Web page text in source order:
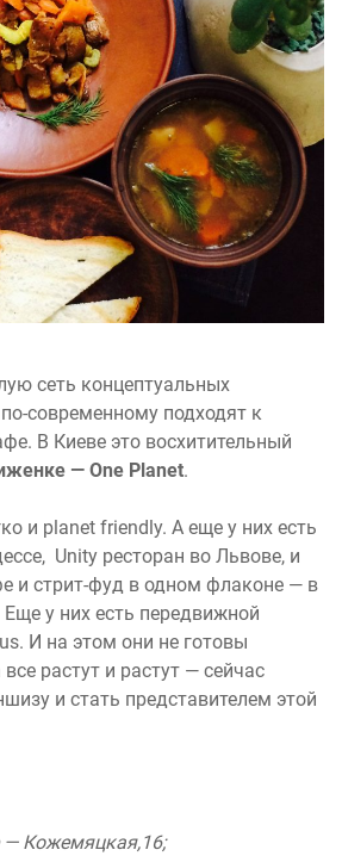
сеть концептуальных
современному подходят к
В Киеве это восхитительный
— One Planet.
и planet friendly. А еще у них есть
Unity ресторан во Львове, и
и стрит-фуд в одном флаконе — в
у них есть передвижной
И на этом они не готовы
растут и растут — сейчас
и стать представителем этой
— Кожемяцкая,16;